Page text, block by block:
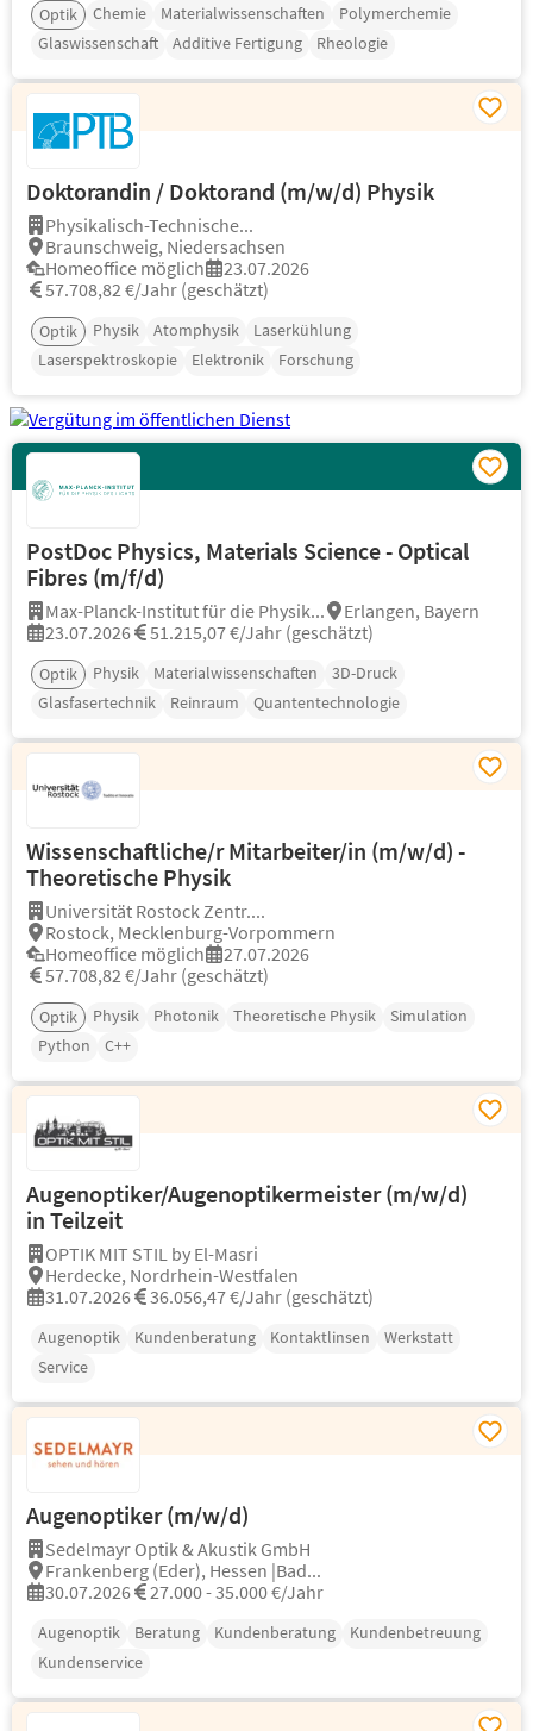
Optik Chemie Materialwissenschaften
Polymerchemie
Glaswissenschaft
Additive Fertigung Rheologie
Doktorandin / Doktorand (m/w/d) Physik
Physikalisch-Technische...
Braunschweig, Niedersachsen
Homeoffice möglich
23.07.2026
57.708,82 €/Jahr (geschätzt)
Optik Physik Atomphysik
Laserkühlung
Laserspektroskopie
Elektronik Forschung
PostDoc Physics, Materials Science - Optical
Fibres (m/f/d)
Max-Planck-Institut für die Physik...
Erlangen, Bayern
23.07.2026
51.215,07 €/Jahr (geschätzt)
Optik Physik Materialwissenschaften
3D-Druck
Glasfasertechnik
Reinraum Quantentechnologie
Wissenschaftliche/r Mitarbeiter/in (m/w/d) -
Theoretische Physik
Universität Rostock Zentr....
Rostock, Mecklenburg-Vorpommern
Homeoffice möglich
27.07.2026
57.708,82 €/Jahr (geschätzt)
Optik Physik Photonik Theoretische Physik
Simulation
Python
C++
Augenoptiker/Augenoptikermeister (m/w/d)
in Teilzeit
OPTIK MIT STIL by El-Masri
Herdecke, Nordrhein-Westfalen
31.07.2026
36.056,47 €/Jahr (geschätzt)
Augenoptik Kundenberatung Kontaktlinsen
Werkstatt
Service
Augenoptiker (m/w/d)
Sedelmayr Optik & Akustik GmbH
Frankenberg (Eder), Hessen |Bad...
30.07.2026
27.000 - 35.000 €/Jahr
Augenoptik Beratung Kundenberatung
Kundenbetreuung
Kundenservice